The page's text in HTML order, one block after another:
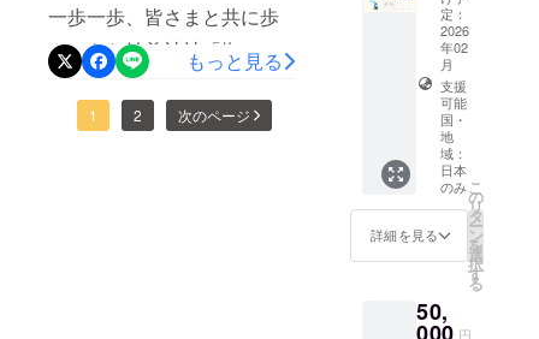
方の心を和らげ、歩みを照
らす存在となりますよう、
ります。あらためまして、
できました。心より御礼申
し上げます。撫で猫像の建
立日は、二月二十二日
（日）に決定いたしまし
一歩一歩、皆さまと共に歩
んできた妙義神社「撫で猫
像建立プロジェクト」は、
本日をもって最終日を迎え
もっと見る
1 2 次のページ
御朱印
帳は、
クラウ
ドファ
ンディ
ング先
行でお
出しす
る新デ
ザイン
高さ約
14cm、
幅約
20cm
・妙義
神社御
札 高
さ約
24.5cm
、幅約
り 高
さ約
、幅約
3cm ・
定：
2026
年02
月
支援
可能
国・
地
域：
日本
のみ
詳細を見る
こ
の
リ
タ
ー
ン
を
選
択
す
る
50,
000 円